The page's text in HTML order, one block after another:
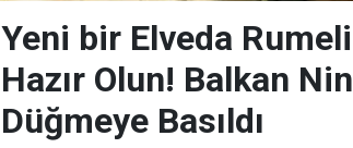
Yeni bir Elveda Rumeli
Hazır Olun! Balkan
Düğmeye Basıldı